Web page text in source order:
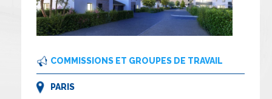
COMMISSIONS ET GROUPES DE TRAVAIL
PARIS